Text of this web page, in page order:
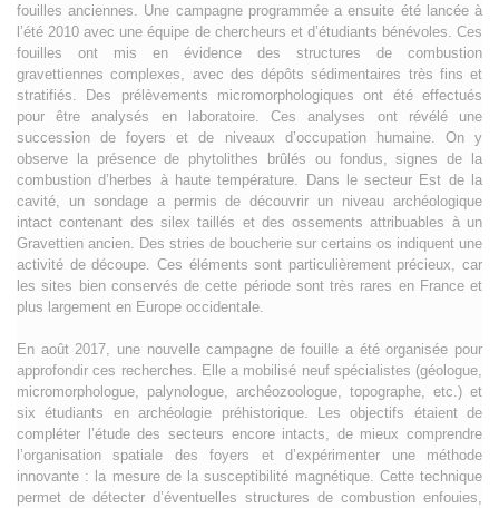
fouilles anciennes. Une campagne programmée a ensuite été lancée à
l’été 2010 avec une équipe de chercheurs et d’étudiants bénévoles. Ces
fouilles ont mis en évidence des structures de combustion
gravettiennes complexes, avec des dépôts sédimentaires très fins et
stratifiés. Des prélèvements micromorphologiques ont été effectués
pour être analysés en laboratoire. Ces analyses ont révélé une
succession de foyers et de niveaux d’occupation humaine. On y
observe la présence de phytolithes brûlés ou fondus, signes de la
combustion d’herbes à haute température. Dans le secteur Est de la
cavité, un sondage a permis de découvrir un niveau archéologique
intact contenant des silex taillés et des ossements attribuables à un
Gravettien ancien. Des stries de boucherie sur certains os indiquent une
activité de découpe. Ces éléments sont particulièrement précieux, car
les sites bien conservés de cette période sont très rares en France et
plus largement en Europe occidentale.
En août 2017, une nouvelle campagne de fouille a été organisée pour
approfondir ces recherches. Elle a mobilisé neuf spécialistes (géologue,
micromorphologue, palynologue, archéozoologue, topographe, etc.) et
six étudiants en archéologie préhistorique. Les objectifs étaient de
compléter l’étude des secteurs encore intacts, de mieux comprendre
l’organisation spatiale des foyers et d’expérimenter une méthode
innovante : la mesure de la susceptibilité magnétique. Cette technique
permet de détecter d’éventuelles structures de combustion enfouies,